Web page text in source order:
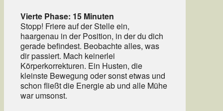
Vierte Phase: 15 Minuten
Stopp! Friere auf der Stelle ein,
haargenau in der Position, in der du dich
gerade befindest. Beobachte alles, was
dir passiert. Mach keinerlei
Körperkorrekturen. Ein Husten, die
kleinste Bewegung oder sonst etwas und
schon fließt die Energie ab und alle Mühe
war umsonst.